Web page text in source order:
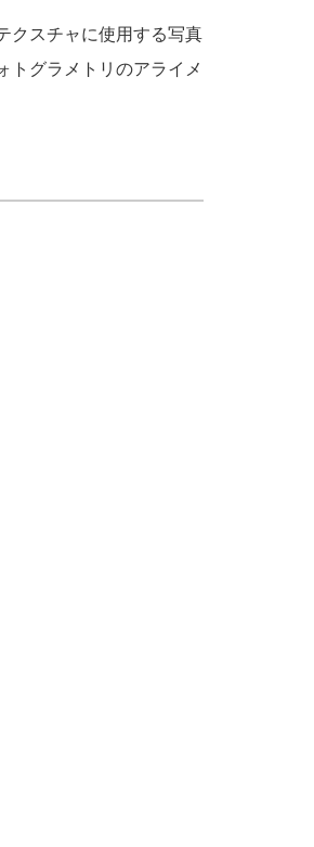
クスチャに使用する写真
トグラメトリのアライメ